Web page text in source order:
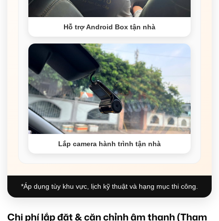
Hỗ trợ Android Box tận nhà
Lắp camera hành trình tận nhà
*Áp dụng tùy khu vực, lịch kỹ thuật và hạng mục thi công.
Chi phí lắp đặt & căn chỉnh âm thanh (Tham